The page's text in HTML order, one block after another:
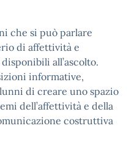
che si può parlare
di affettività e
all’ascolto.
informative,
di creare uno spazio
dell’affettività e della
costruttiva